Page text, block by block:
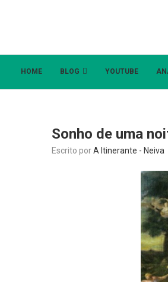
HOME BLOG YOUTUBE
Sonho de uma
Escrito porA Itinerante - Neiva